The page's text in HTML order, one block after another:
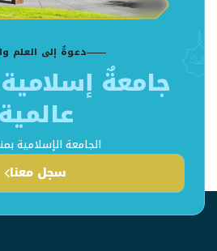
دعوةٌ إلى العلم
جامعةٌ
عالمية
الجامعة الإسلامية
سجل معنا